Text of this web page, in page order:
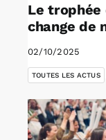
Le trophée
change de
02/10/2025
TOUTES LES ACTUS